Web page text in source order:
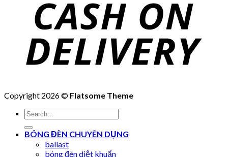
Copyright 2026 © Flatsome Theme
Search
for:
BÓNG ĐÈN CHUYÊN DỤNG
ballast
bóng đèn diệt khuẩn